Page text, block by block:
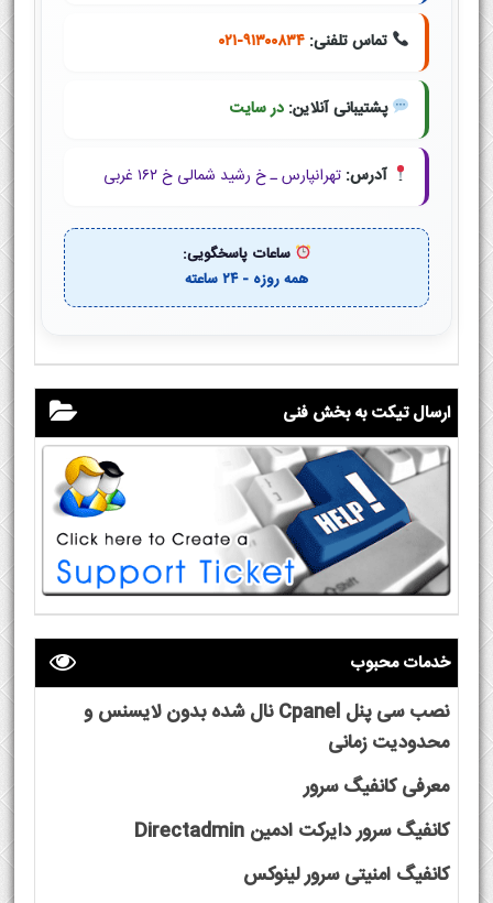
تماس تلفنی: ۰۲۱-۹۱۳۰۰۸۳۴
پشتیبانی آنلاین: در سایت
آدرس: تهرانپارس ـ خ رشید شمالی خ ۱۶۲ غربی
ساعات پاسخگویی:
همه روزه - ۲۴ ساعته
ارسال تیکت به بخش فنی
خدمات محبوب
نصب سی پنل Cpanel نال شده بدون لایسنس و
محدودیت زمانی
معرفی کانفیگ سرور
کانفیگ سرور دایرکت ادمین Directadmin
کانفیگ امنیتی سرور لینوکس